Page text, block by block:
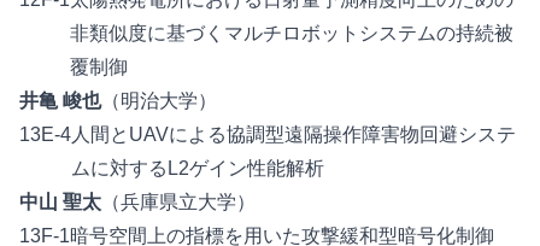
非類似度に基づくマルチロボットシステムの持続被
覆制御
井亀 峻也（明治大学）
13E-4 人間とUAVによる協調型遠隔操作障害物回避システ
ムに対するL2ゲイン性能解析
中山 聖太 （兵庫県立大学）
13F-1暗号空間上の指標を用いた攻撃緩和型暗号化制御